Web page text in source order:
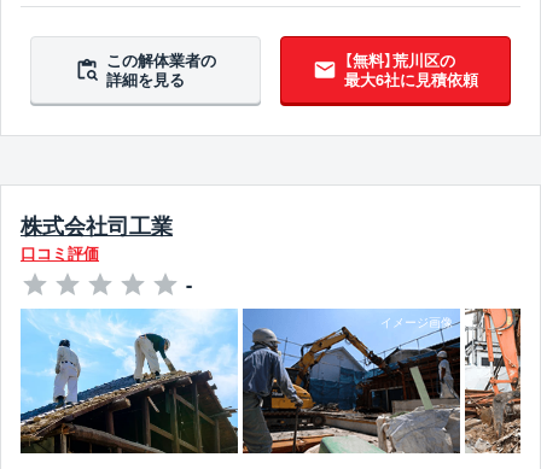
この解体業者の
詳細を見る
【無料】荒川区の
最大6社に見積依頼
株式会社司工業
口コミ評価
-